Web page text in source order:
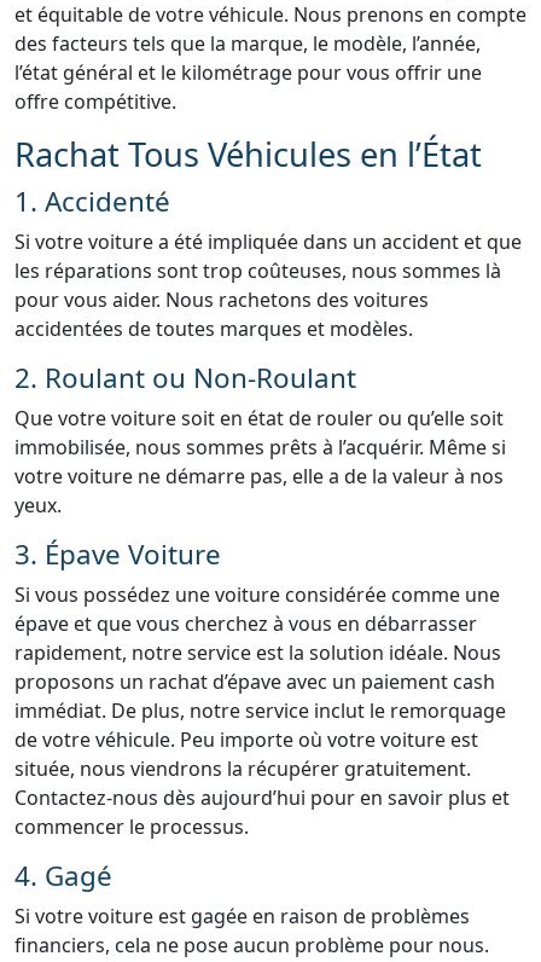
et équitable de votre véhicule. Nous prenons en compte
des facteurs tels que la marque, le modèle, l’année,
l’état général et le kilométrage pour vous offrir une
offre compétitive.
Rachat Tous Véhicules en l’État
1. Accidenté
Si votre voiture a été impliquée dans un accident et que
les réparations sont trop coûteuses, nous sommes là
pour vous aider. Nous rachetons des voitures
accidentées de toutes marques et modèles.
2. Roulant ou Non-Roulant
Que votre voiture soit en état de rouler ou qu’elle soit
immobilisée, nous sommes prêts à l’acquérir. Même si
votre voiture ne démarre pas, elle a de la valeur à nos
yeux.
3. Épave Voiture
Si vous possédez une voiture considérée comme une
épave et que vous cherchez à vous en débarrasser
rapidement, notre service est la solution idéale. Nous
proposons un rachat d’épave avec un paiement cash
immédiat. De plus, notre service inclut le remorquage
de votre véhicule. Peu importe où votre voiture est
située, nous viendrons la récupérer gratuitement.
Contactez-nous dès aujourd’hui pour en savoir plus et
commencer le processus.
4. Gagé
Si votre voiture est gagée en raison de problèmes
financiers, cela ne pose aucun problème pour nous.